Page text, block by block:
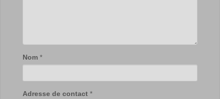
Nom *
Adresse de contact *